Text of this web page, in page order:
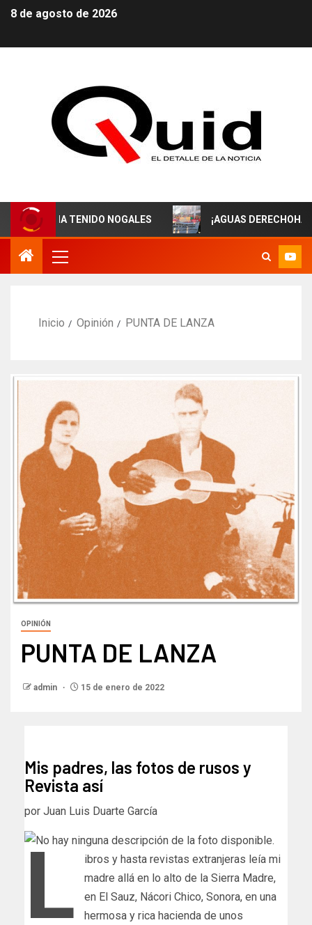
8 de agosto de 2026
TENIDO NOGALES ¡AGUAS DERECHOHABIENTES
Inicio Opinión PUNTA DE LANZA
OPINIÓN
PUNTA DE LANZA
admin 15 de enero de 2022
Mis padres, las fotos de rusos y
Revista así
por Juan Luis Duarte García
L
ibros y hasta revistas extranjeras leía mi
madre allá en lo alto de la Sierra Madre,
en El Sauz, Nácori Chico, Sonora, en una
hermosa y rica hacienda de unos